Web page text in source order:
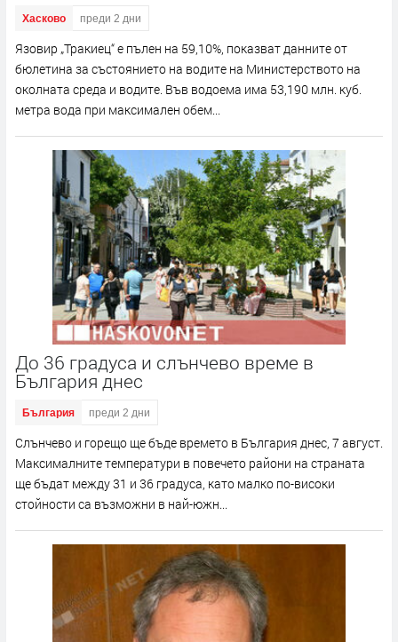
Хасково преди 2 дни
Язовир „Тракиец“ е пълен на 59,10%, показват данните от
бюлетина за състоянието на водите на Министерството на
околната среда и водите. Във водоема има 53,190 млн. куб.
метра вода при максимален обем...
До 36 градуса и слънчево време в
България днес
България преди 2 дни
Слънчево и горещо ще бъде времето в България днес, 7 август.
Максималните температури в повечето райони на страната
ще бъдат между 31 и 36 градуса, като малко по-високи
стойности са възможни в най-южн...